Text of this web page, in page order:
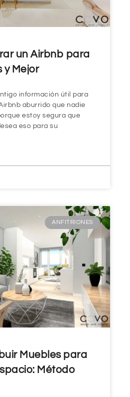
un Airbnb para
y Mejor
información útil para
aburrido que nadie
estoy segura que
eso para su
ANFITRIONES
Muebles para
Método